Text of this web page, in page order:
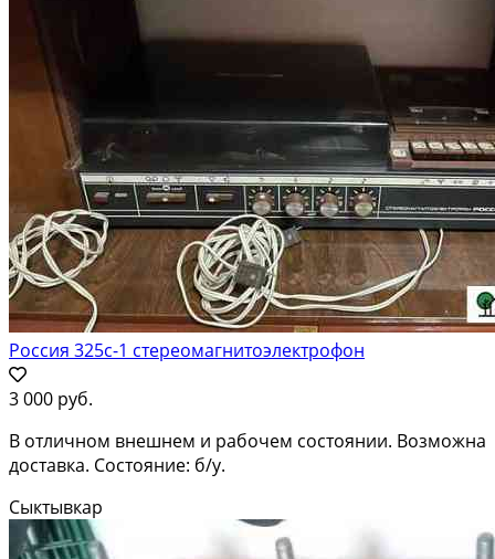
Россия 325с-1 стереомагнитоэлектрофон
3 000 руб.
В отличном внешнем и рабочем состоянии. Возможна
доставка. Состояние: б/у.
Сыктывкар